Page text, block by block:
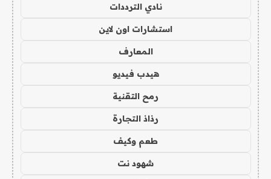
نادي الترددات
استشارات اون لاين
المعارف
هيدب فيديو
رمح التقنية
رذاذ التجارة
طعم وكيف
شهود نت